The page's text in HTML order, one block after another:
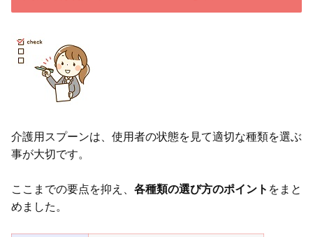
介護用スプーンは、使用者の状態を見て適切な種類を選ぶ
事が大切です。
ここまでの要点を抑え、 各種類の選び方のポイント をまと
めました。